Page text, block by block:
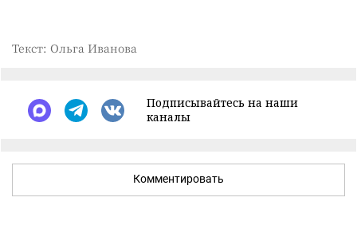
Текст: Ольга Иванова
Подписывайтесь на наши
каналы
Комментировать